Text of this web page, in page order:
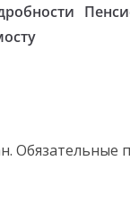
Обязательные